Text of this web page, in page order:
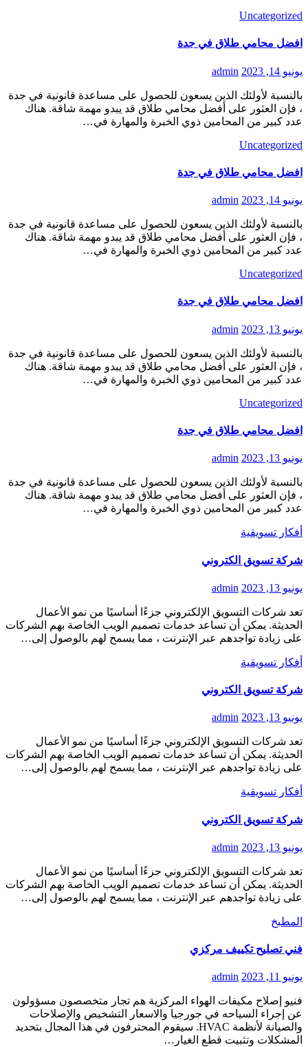
Uncategorized
افضل محامي طلاق في جدة
يونيو 14, 2023 admin
بالنسبة لأولئك الذين يسعون للحصول على مساعدة قانونية في جدة
، فإن العثور على أفضل محامي طلاق قد يبدو مهمة شاقة. هناك
عدد كبير من المحامين ذوي الخبرة والمهارة في…
Uncategorized
افضل محامي طلاق في جدة
يونيو 14, 2023 admin
بالنسبة لأولئك الذين يسعون للحصول على مساعدة قانونية في جدة
، فإن العثور على أفضل محامي طلاق قد يبدو مهمة شاقة. هناك
عدد كبير من المحامين ذوي الخبرة والمهارة في…
Uncategorized
افضل محامي طلاق في جدة
يونيو 13, 2023 admin
بالنسبة لأولئك الذين يسعون للحصول على مساعدة قانونية في جدة
، فإن العثور على أفضل محامي طلاق قد يبدو مهمة شاقة. هناك
عدد كبير من المحامين ذوي الخبرة والمهارة في…
Uncategorized
افضل محامي طلاق في جدة
يونيو 13, 2023 admin
بالنسبة لأولئك الذين يسعون للحصول على مساعدة قانونية في جدة
، فإن العثور على أفضل محامي طلاق قد يبدو مهمة شاقة. هناك
عدد كبير من المحامين ذوي الخبرة والمهارة في…
أفكار تسويقية
شركة تسويق الكتروني
يونيو 13, 2023 admin
تعد شركات التسويق الإلكتروني جزءًا أساسيًا من نمو الأعمال
الحديثة. يمكن أن تساعد خدمات تصميم الويب الخاصة بهم الشركات
على زيادة تواجدهم عبر الإنترنت ، مما يسمح لهم بالوصول إلى…
أفكار تسويقية
شركة تسويق الكتروني
يونيو 13, 2023 admin
تعد شركات التسويق الإلكتروني جزءًا أساسيًا من نمو الأعمال
الحديثة. يمكن أن تساعد خدمات تصميم الويب الخاصة بهم الشركات
على زيادة تواجدهم عبر الإنترنت ، مما يسمح لهم بالوصول إلى…
أفكار تسويقية
شركة تسويق الكتروني
يونيو 13, 2023 admin
تعد شركات التسويق الإلكتروني جزءًا أساسيًا من نمو الأعمال
الحديثة. يمكن أن تساعد خدمات تصميم الويب الخاصة بهم الشركات
على زيادة تواجدهم عبر الإنترنت ، مما يسمح لهم بالوصول إلى…
المطبخ
فني تصليح تكييف مركزي
يونيو 11, 2023 admin
فنيو إصلاح مكيفات الهواء المركزية هم تجار متخصصون مسؤولون
عن إجراء السياحه في جورجيا والاسعار التشخيص والإصلاحات
والصيانة لأنظمة HVAC. سيقوم المحترفون في هذا المجال بتحديد
المشكلات وتثبيت قطع الغيار…